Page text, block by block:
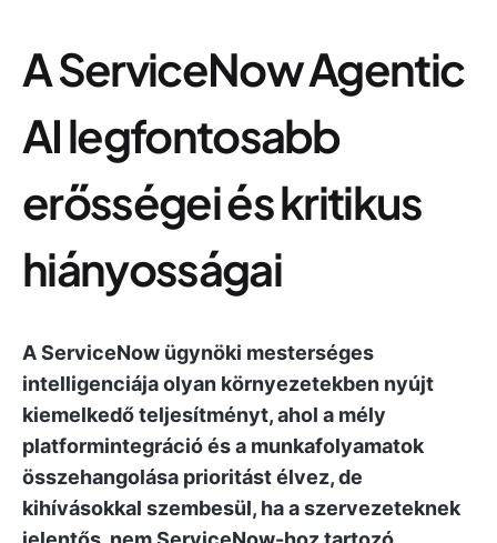
A ServiceNow Agentic
AI legfontosabb
erősségei és kritikus
hiányosságai
A ServiceNow ügynöki mesterséges
intelligenciája olyan környezetekben nyújt
kiemelkedő teljesítményt, ahol a mély
platformintegráció és a munkafolyamatok
összehangolása prioritást élvez, de
kihívásokkal szembesül, ha a szervezeteknek